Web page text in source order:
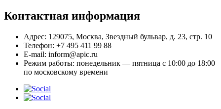
Контактная информация
Адрес: 129075, Москва, Звездный бульвар, д. 23, стр. 10
Телефон: +7 495 411 99 88
E-mail: inform@apic.ru
Режим работы: понедельник — пятница с 10:00 до 18:00
по московскому времени